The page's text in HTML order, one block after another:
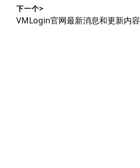
航
章：
下一个>
下
VMLogin官网最新消息和更新内容